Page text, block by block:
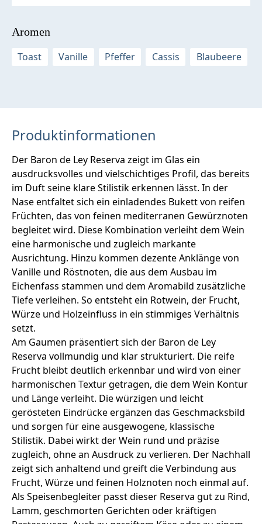
Aromen
Toast
Vanille Pfeffer Cassis Blaubeere
Produktinformationen
Der Baron de Ley Reserva zeigt im Glas ein
ausdrucksvolles und vielschichtiges Profil, das bereits
im Duft seine klare Stilistik erkennen lässt. In der
Nase entfaltet sich ein einladendes Bukett von reifen
Früchten, das von feinen mediterranen Gewürznoten
begleitet wird. Diese Kombination verleiht dem Wein
eine harmonische und zugleich markante
Ausrichtung. Hinzu kommen dezente Anklänge von
Vanille und Röstnoten, die aus dem Ausbau im
Eichenfass stammen und dem Aromabild zusätzliche
Tiefe verleihen. So entsteht ein Rotwein, der Frucht,
Würze und Holzeinfluss in ein stimmiges Verhältnis
setzt.
Am Gaumen präsentiert sich der Baron de Ley
Reserva vollmundig und klar strukturiert. Die reife
Frucht bleibt deutlich erkennbar und wird von einer
harmonischen Textur getragen, die dem Wein Kontur
und Länge verleiht. Die würzigen und leicht
gerösteten Eindrücke ergänzen das Geschmacksbild
und sorgen für eine ausgewogene, klassische
Stilistik. Dabei wirkt der Wein rund und präzise
zugleich, ohne an Ausdruck zu verlieren. Der Nachhall
zeigt sich anhaltend und greift die Verbindung aus
Frucht, Würze und feinen Holznoten noch einmal auf.
Als Speisenbegleiter passt dieser Reserva gut zu Rind,
Lamm, geschmorten Gerichten oder kräftigen